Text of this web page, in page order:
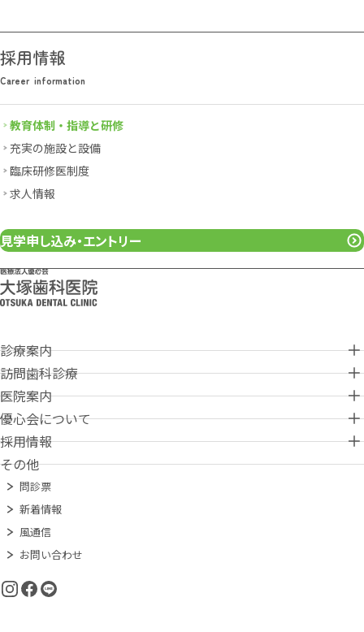
採用情報
Career information
Career information
教育体制・指導と研修
充実の施設と設備
臨床研修医制度
求人情報
見学申し込み・エントリー
診療案内
診療案内
Medical information
歯周病治療
予防歯科（歯科検診）
小児歯科
インプラント
補綴（ほてつ）治療
審美歯科
訪問歯科診療
訪問歯科診療
Home-visit dental care
最新の医療機器
訪問エリア
地域連携室
医院案内
医院案内
Clinic information
丸亀本院
高松大塚歯科医院
練馬大塚歯科医院
優心会について
優心会について
About Yusinkai
ご挨拶・経営理念
これまでのあゆみ
採用情報
採用情報
Recruit information
教育体制・指導と研修
充実の施設と設備
求人情報
その他
問診票
新着情報
風通信
お問い合わせ